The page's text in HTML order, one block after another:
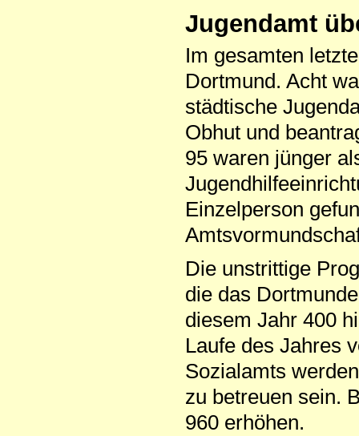
Jugendamt
Im gesamten
Dortmund. Acht
städtische
Obhut und
95 waren jünger
Einzelperson
Die unstrittige
die das
diesem Jahr 400
Laufe des Jahres
Sozialamts
zu betreuen sein.
960 erhöhen.